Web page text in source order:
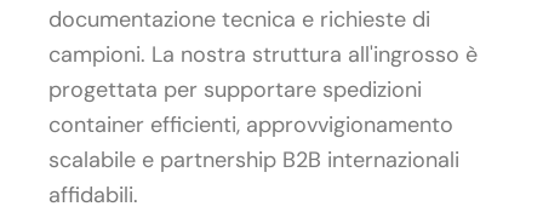
documentazione tecnica e richieste di
campioni. La nostra struttura all'ingrosso è
progettata per supportare spedizioni
container efficienti, approvvigionamento
scalabile e partnership B2B internazionali
affidabili.